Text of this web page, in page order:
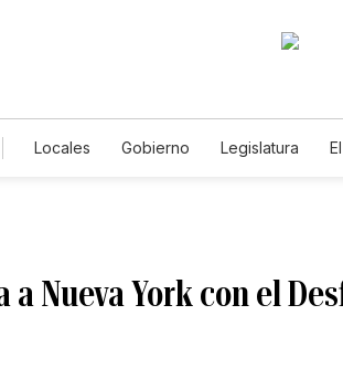
Locales Gobierno Legislatura
Nueva York con el